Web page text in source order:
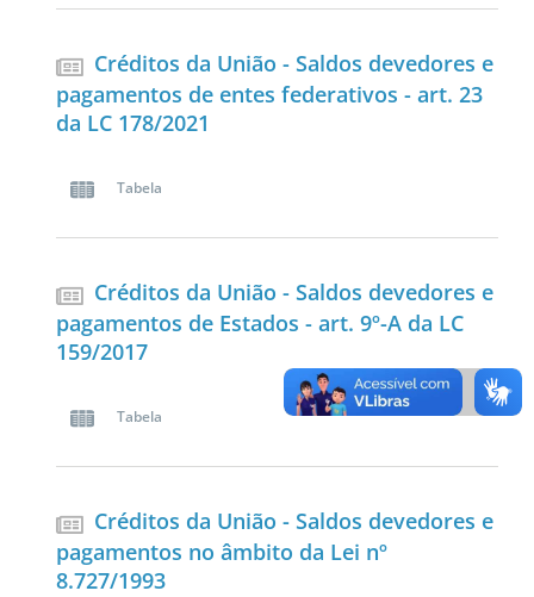
Créditos da União - Saldos devedores e
pagamentos de entes federativos - art. 23
da LC 178/2021
Tabela
Créditos da União - Saldos devedores e
pagamentos de Estados - art. 9º-A da LC
159/2017
Tabela
Créditos da União - Saldos devedores e
pagamentos no âmbito da Lei nº
8.727/1993